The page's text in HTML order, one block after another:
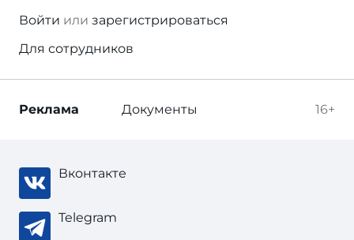
Войти или зарегистрироваться
Для сотрудников
16+
Реклама Документы
Вконтакте
Telegram